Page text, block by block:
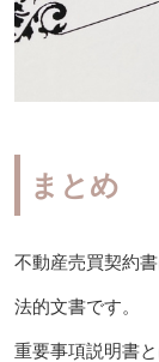
まとめ
不動産売買契約
法的文書です。
重要事項説明書